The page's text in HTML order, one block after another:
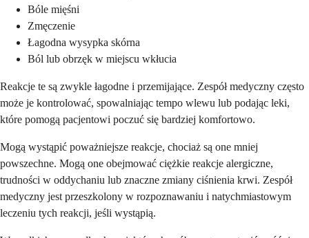
Bóle mięśni
Zmęczenie
Łagodna wysypka skórna
Ból lub obrzęk w miejscu wkłucia
Reakcje te są zwykle łagodne i przemijające. Zespół medyczny często
może je kontrolować, spowalniając tempo wlewu lub podając leki,
które pomogą pacjentowi poczuć się bardziej komfortowo.
Mogą wystąpić poważniejsze reakcje, chociaż są one mniej
powszechne. Mogą one obejmować ciężkie reakcje alergiczne,
trudności w oddychaniu lub znaczne zmiany ciśnienia krwi. Zespół
medyczny jest przeszkolony w rozpoznawaniu i natychmiastowym
leczeniu tych reakcji, jeśli wystąpią.